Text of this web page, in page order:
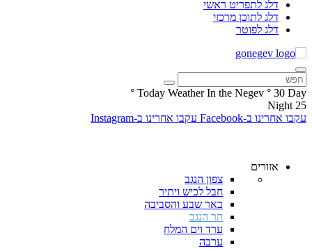
דלג לתפריט ראשי
דלג לתוכן מרכזי
דלג לפוטר
Today Weather In the Negev ° 30 Day
°
25
Night
עקבו אחרינו ב-Facebook
עקבו אחרינו ב-Instagram
אזורים
צפון הנגב
חבל לכיש ויתיר
באר שבע והסביבה
הר הנגב
ערד וים המלח
ערבה